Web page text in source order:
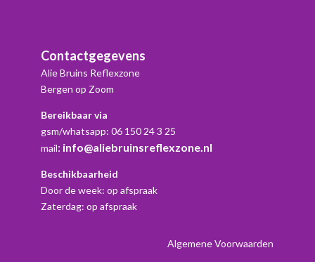
Contactgegevens
Alie Bruins Reflexzone
Bergen op Zoom
Bereikbaar via
gsm/whatsapp: 06 150 24 3 25
mail: info@aliebruinsreflexzone.nl
Beschikbaarheid
Door de week: op afspraak
Zaterdag: op afspraak
Algemene Voorwaarden